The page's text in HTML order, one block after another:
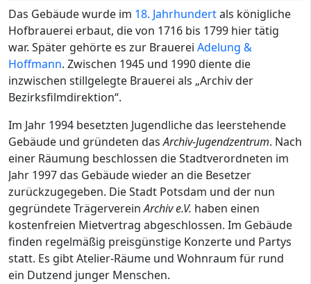
Das Gebäude wurde im 18. Jahrhundertals königliche
Hofbrauerei erbaut, die von 1716 bis 1799 hier tätig
war. Später gehörte es zur Brauerei Adelung &
Hoffmann. Zwischen 1945 und 1990 diente die
inzwischen stillgelegte Brauerei als „Archiv der
Bezirksfilmdirektion“.
Im Jahr 1994 besetzten Jugendliche das leerstehende
Gebäude und gründeten dasArchiv-Jugendzentrum. Nach
einer Räumung beschlossen die Stadtverordneten im
Jahr 1997 das Gebäude wieder an die Besetzer
zurückzugegeben. Die Stadt Potsdam und der nun
gegründete TrägervereinArchiv e.V. haben einen
kostenfreien Mietvertrag abgeschlossen. Im Gebäude
finden regelmäßig preisgünstige Konzerte und Partys
statt. Es gibt Atelier-Räume und Wohnraum für rund
ein Dutzend junger Menschen.